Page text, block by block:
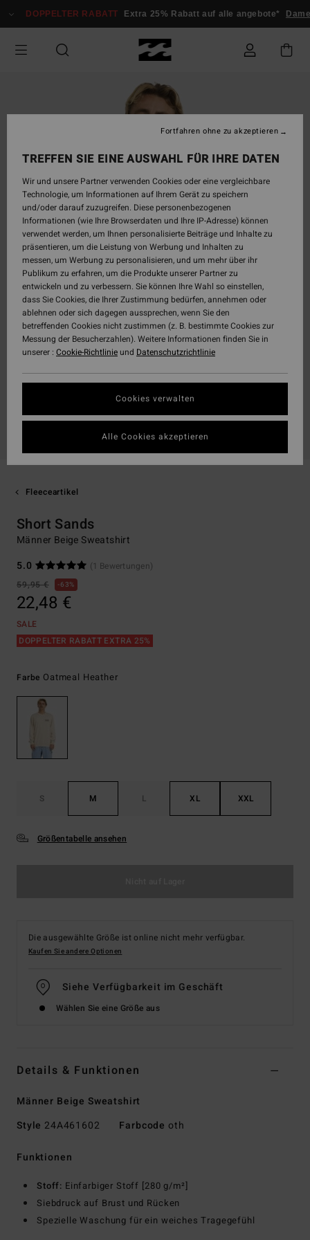
zur
springen
DOPPELTER RABATT Extra 25% Rabatt auf alle angebote* Damen
Fleeceartikel
Short Sands
Männer Beige Sweatshirt
5.0
(1 Bewertungen)
59,95 €
63%
22,48 €
SALE
DOPPELTER RABATT EXTRA 25%
Farbe Oatmeal Heather
S M L XL XXL
Größentabelle ansehen
Die ausgewählte Größe ist online nicht mehr verfügbar.
Kaufen Sie andere Optionen
Siehe Verfügbarkeit im Geschäft
Wählen Sie eine Größe aus
Details & Funktionen
Männer Beige Sweatshirt
Style 24A461602 Farbcode oth
Funktionen
Stoff: Einfarbiger Stoff [280 g/m²]
Siebdruck auf Brust und Rücken
Spezielle Waschung für ein weiches Tragegefühl
TREFFEN SIE EINE AUSWAHL FÜR IHRE DATEN
Wir und unsere Partner verwenden Cookies oder eine vergleichbare
Technologie, um Informationen auf Ihrem Gerät zu speichern
und/oder darauf zuzugreifen. Diese personenbezogenen
Informationen (wie Ihre Browserdaten und Ihre IP-Adresse) können
verwendet werden, um Ihnen personalisierte Beiträge und Inhalte zu
präsentieren, um die Leistung von Werbung und Inhalten zu
messen, um Werbung zu personalisieren, und um mehr über ihr
Publikum zu erfahren, um die Produkte unserer Partner zu
entwickeln und zu verbessern. Sie können Ihre Wahl so einstellen,
dass Sie Cookies, die Ihrer Zustimmung bedürfen, annehmen oder
ablehnen oder sich dagegen aussprechen, wenn Sie den
betreffenden Cookies nicht zustimmen (z. B. bestimmte Cookies zur
Messung der Besucherzahlen). Weitere Informationen finden Sie in
unserer : Cookie-Richtlinieund Datenschutzrichtlinie
Cookies verwalten
Fortfahren ohne zu akzeptieren
Alle Cookies akzeptieren